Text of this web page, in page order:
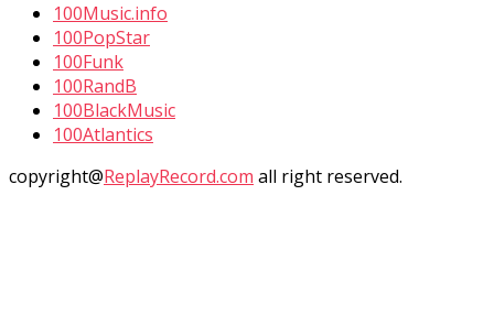
100Music.info
100PopStar
100Funk
100RandB
100BlackMusic
100Atlantics
copyright@ReplayRecord.com all right reserved.